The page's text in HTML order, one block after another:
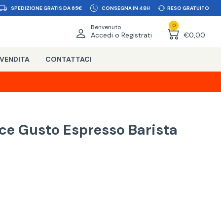
SPEDIZIONE GRATIS DA 65€ CONSEGNA IN 48H RESO GRATUITO
Benvenuto
Accedi o Registrati
0
€0,00
CONTATTACI
Gusto Espresso Barista